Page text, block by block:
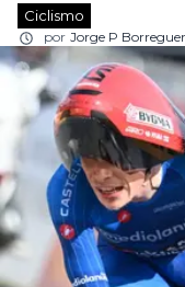
Ciclismo
por Jorge P